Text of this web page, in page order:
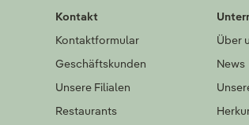
Kontakt
Kontaktformular
Geschäftskunden
Unsere Filialen
Restaurants
Über
News